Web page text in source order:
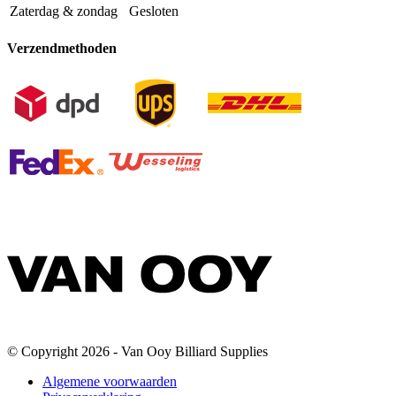
Zaterdag & zondag Gesloten
Verzendmethoden
© Copyright 2026 - Van Ooy Billiard Supplies
Algemene voorwaarden